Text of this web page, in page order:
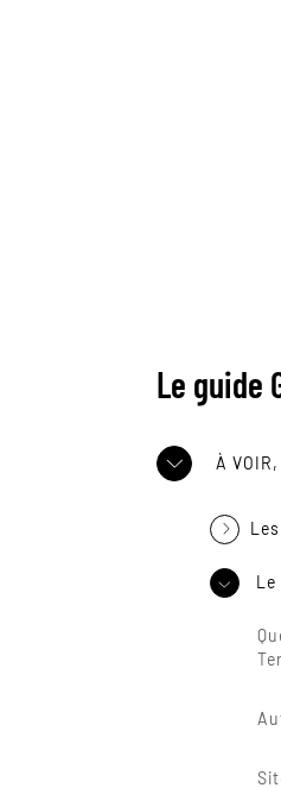
Le guide
À
Le